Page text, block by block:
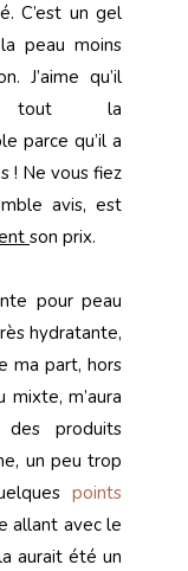
C’est un gel
peau moins
J’aime qu’il
tout la
parce qu’il a
! Ne vous fiez
avis, est
son prix.
pour peau
hydratante,
ma part, hors
m’aura
produits
un peu trop
points
allant avec le
aurait été un